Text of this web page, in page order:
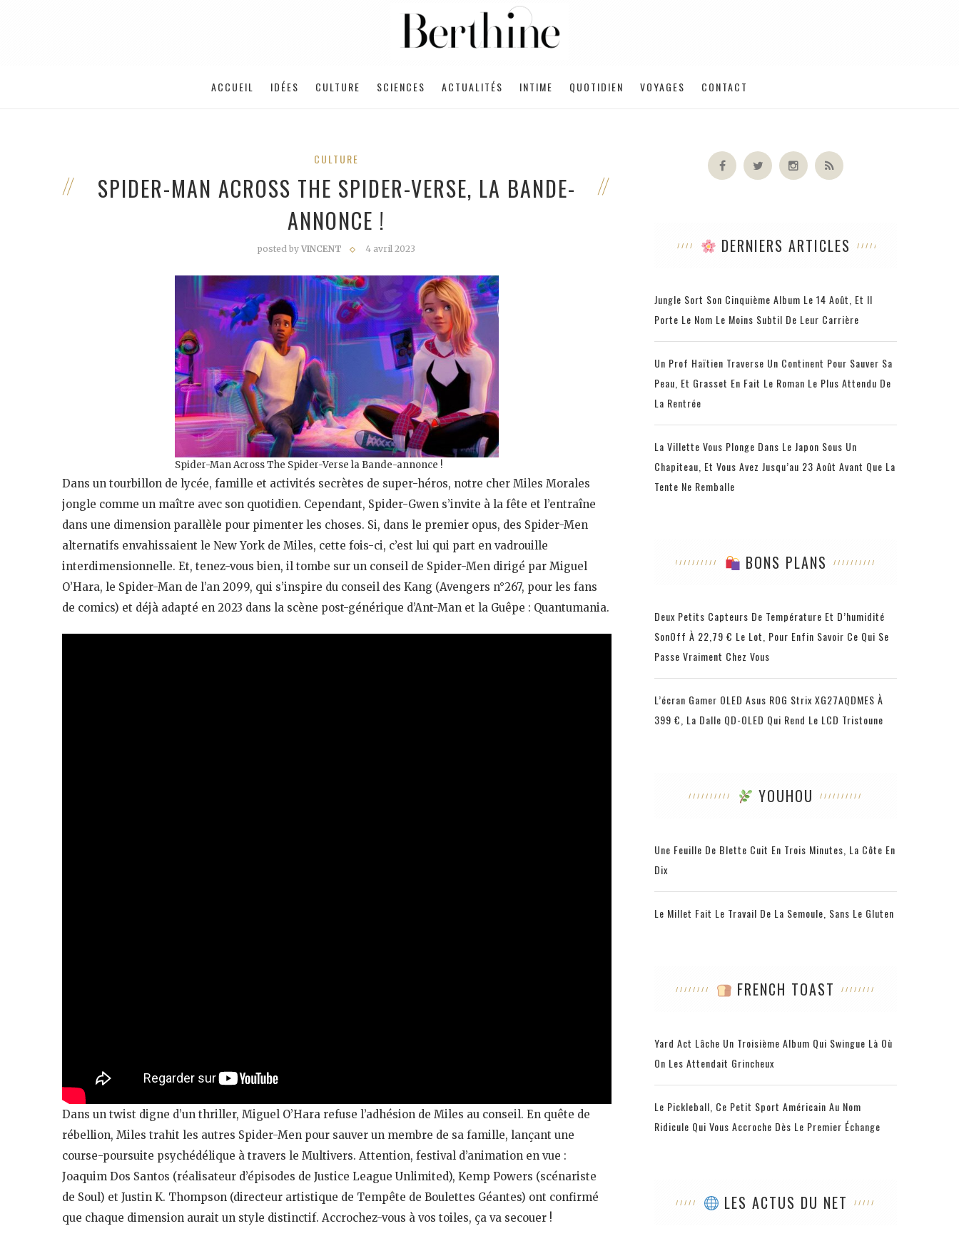
ACCUEIL IDÉES CULTURE SCIENCES ACTUALITÉS INTIME QUOTIDIEN VOYAGES CONTACT
CULTURE
SPIDER-MAN ACROSS THE SPIDER-VERSE, LA BANDE-
ANNONCE !
posted byVINCENT 4 avril 2023
Spider-Man Across The Spider-Verse la Bande-annonce !
Dans un tourbillon de lycée, famille et activités secrètes de super-héros, notre cher Miles Morales
jongle comme un maître avec son quotidien. Cependant, Spider-Gwen s’invite à la fête et l’entraîne
dans une dimension parallèle pour pimenter les choses. Si, dans le premier opus, des Spider-Men
alternatifs envahissaient le New York de Miles, cette fois-ci, c’est lui qui part en vadrouille
interdimensionnelle. Et, tenez-vous bien, il tombe sur un conseil de Spider-Men dirigé par Miguel
O’Hara, le Spider-Man de l’an 2099, qui s’inspire du conseil des Kang (Avengers n°267, pour les fans
de comics) et déjà adapté en 2023 dans la scène post-générique d’Ant-Man et la Guêpe : Quantumania.
Dans un twist digne d’un thriller, Miguel O’Hara refuse l’adhésion de Miles au conseil. En quête de
rébellion, Miles trahit les autres Spider-Men pour sauver un membre de sa famille, lançant une
course-poursuite psychédélique à travers le Multivers. Attention, festival d’animation en vue :
Joaquim Dos Santos (réalisateur d’épisodes de Justice League Unlimited), Kemp Powers (scénariste
de Soul) et Justin K. Thompson (directeur artistique de Tempête de Boulettes Géantes) ont confirmé
que chaque dimension aurait un style distinctif. Accrochez-vous à vos toiles, ça va secouer !
DERNIERS ARTICLES
Jungle Sort Son Cinquième Album Le 14 Août, Et Il
Porte Le Nom Le Moins Subtil De Leur Carrière
Un Prof Haïtien Traverse Un Continent Pour Sauver Sa
Peau, Et Grasset En Fait Le Roman Le Plus Attendu De
La Rentrée
La Villette Vous Plonge Dans Le Japon Sous Un
Chapiteau, Et Vous Avez Jusqu’au 23 Août Avant Que La
Tente Ne Remballe
BONS PLANS
Deux Petits Capteurs De Température Et D’humidité
SonOff À 22,79 € Le Lot, Pour Enfin Savoir Ce Qui Se
Passe Vraiment Chez Vous
L’écran Gamer OLED Asus ROG Strix XG27AQDMES À
399 €, La Dalle QD-OLED Qui Rend Le LCD Tristoune
YOUHOU
Une Feuille De Blette Cuit En Trois Minutes, La Côte En
Dix
Le Millet Fait Le Travail De La Semoule, Sans Le Gluten
FRENCH TOAST
Yard Act Lâche Un Troisième Album Qui Swingue Là Où
On Les Attendait Grincheux
Le Pickleball, Ce Petit Sport Américain Au Nom
Ridicule Qui Vous Accroche Dès Le Premier Échange
LES ACTUS DU NET